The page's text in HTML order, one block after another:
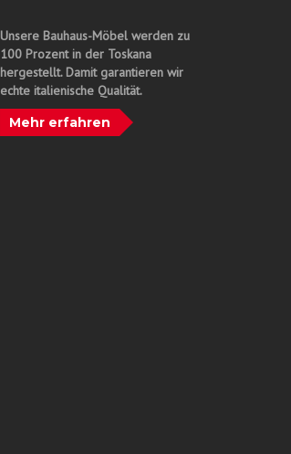
Unsere Bauhaus-Möbel werden zu
100 Prozent in der Toskana
hergestellt. Damit garantieren wir
echte italienische Qualität.
Mehr erfahren